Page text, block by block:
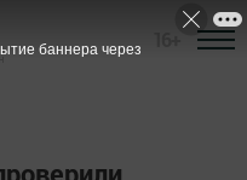
баннера через